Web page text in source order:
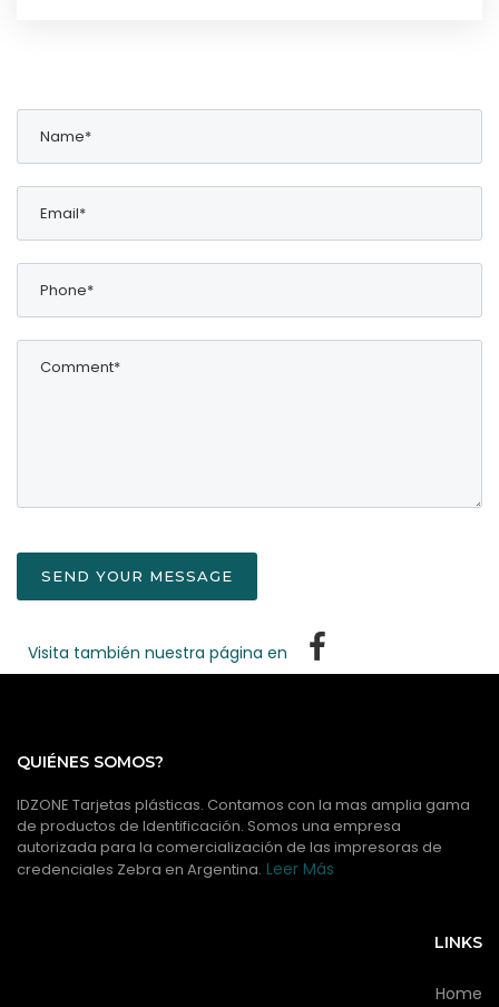
SEND YOUR MESSAGE
Visita también nuestra página en
QUIÉNES SOMOS?
IDZONE Tarjetas plásticas. Contamos con la mas amplia gama
de productos de Identificación. Somos una empresa
autorizada para la comercialización de las impresoras de
credenciales Zebra en Argentina. Leer Más
LINKS
Home